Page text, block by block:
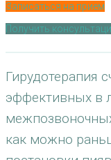
Записаться на прием
Получить
Гирудотерапия
эффективных в
как можно